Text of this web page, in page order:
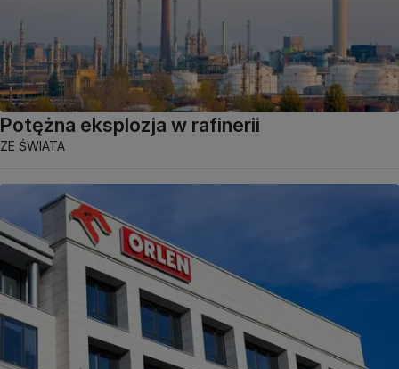
Potężna eksplozja w rafinerii
ZE ŚWIATA